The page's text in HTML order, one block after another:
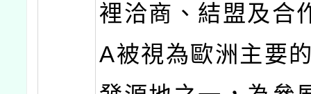
裡洽商、結盟及合
A被視為歐洲主要